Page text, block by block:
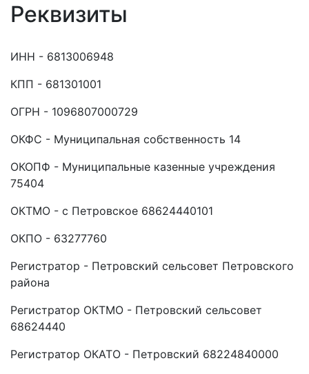
Реквизиты
ИНН - 6813006948
КПП - 681301001
ОГРН - 1096807000729
ОКФС - Муниципальная собственность 14
ОКОПФ - Муниципальные казенные учреждения
75404
ОКТМО - с Петровское 68624440101
ОКПО - 63277760
Регистратор - Петровский сельсовет Петровского
района
Регистратор ОКТМО - Петровский сельсовет
68624440
Регистратор ОКАТО - Петровский 68224840000